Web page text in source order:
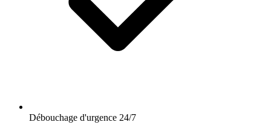
Débouchage d'urgence 24/7